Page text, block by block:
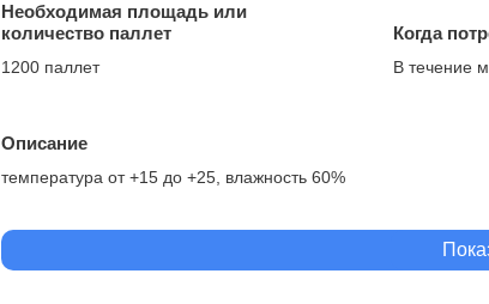
Необходимая площадь или
количество паллет
1200 паллет
Когда
В течение
Описание
температура от +15 до +25, влажность 60%